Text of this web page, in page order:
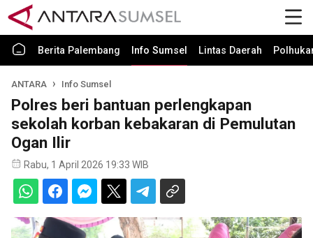
Berita Palembang Info Sumsel Lintas Daerah
ANTARA Info Sumsel
Polres beri bantuan perlengkapan
sekolah korban kebakaran di Pemulutan
Ogan Ilir
Rabu, 1 April 2026 19:33 WIB